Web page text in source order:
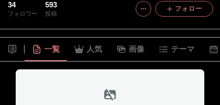
34
フォロワー
593
投稿
フォロー
一覧 人気 画像 テーマ